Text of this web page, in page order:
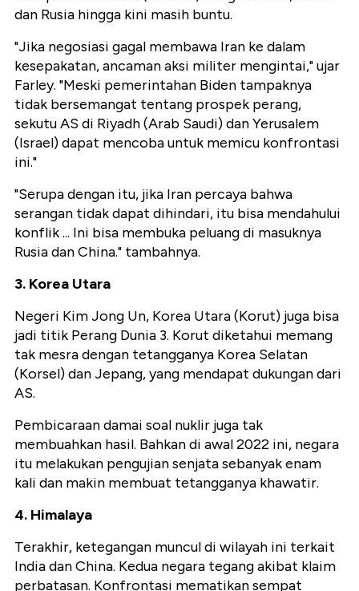
dan Rusia hingga kini masih buntu.
"Jika negosiasi gagal membawa Iran ke dalam
kesepakatan, ancaman aksi militer mengintai," ujar
Farley. "Meski pemerintahan Biden tampaknya
tidak bersemangat tentang prospek perang,
sekutu AS di Riyadh (Arab Saudi) dan Yerusalem
(Israel) dapat mencoba untuk memicu konfrontasi
ini."
"Serupa dengan itu, jika Iran percaya bahwa
serangan tidak dapat dihindari, itu bisa mendahului
konflik ... Ini bisa membuka peluang di masuknya
Rusia dan China." tambahnya.
3. Korea Utara
Negeri Kim Jong Un, Korea Utara (Korut) juga bisa
jadi titik Perang Dunia 3. Korut diketahui memang
tak mesra dengan tetangganya Korea Selatan
(Korsel) dan Jepang, yang mendapat dukungan dari
AS.
Pembicaraan damai soal nuklir juga tak
membuahkan hasil. Bahkan di awal 2022 ini, negara
itu melakukan pengujian senjata sebanyak enam
kali dan makin membuat tetangganya khawatir.
4. Himalaya
Terakhir, ketegangan muncul di wilayah ini terkait
India dan China. Kedua negara tegang akibat klaim
perbatasan. Konfrontasi mematikan sempat